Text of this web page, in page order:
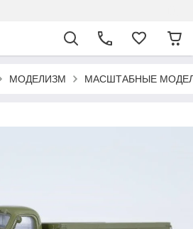
МОДЕЛИЗМ МАСШТАБНЫЕ